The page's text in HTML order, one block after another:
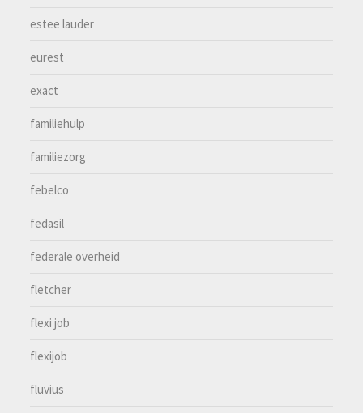
estee lauder
eurest
exact
familiehulp
familiezorg
febelco
fedasil
federale overheid
fletcher
flexi job
flexijob
fluvius